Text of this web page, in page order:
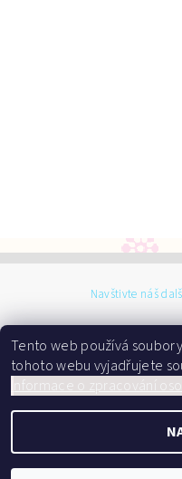
Navštivte náš
Dárky do
Tento web používá
tohoto webu vyjadřujete
nformace o zpracování